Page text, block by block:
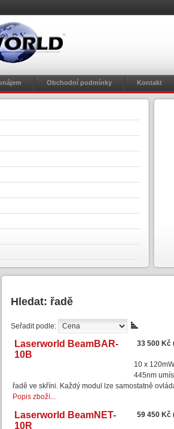
Obchodní podmínky Kontakt
Hledat: řadě
Seřadit podle:
Laserworld BeamBAR-
10B
33 500 Kč
10 x
445nm
řadě ve skříni. Každý modul lze samostatně
Popis zboží...
Laserworld BeamNET-
10R
59 450 Kč